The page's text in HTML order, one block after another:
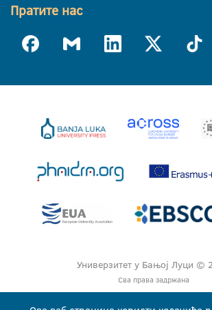
Пратите нас
Универзитет у Бањој Луци ©
Сва права задржана